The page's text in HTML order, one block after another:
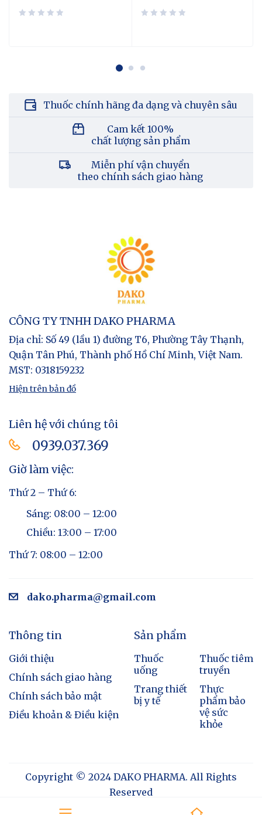
Thuốc chính hãng đa dạng và chuyên sâu
Cam kết 100%
chất lượng sản phẩm
Miễn phí vận chuyển
theo chính sách giao hàng
CÔNG TY TNHH DAKO PHARMA
Địa chỉ: Số 49 (lầu 1) đường T6, Phường Tây Thạnh,
Quận Tân Phú, Thành phố Hồ Chí Minh, Việt Nam.
MST: 0318159232
Hiện trên bản đồ
Liên hệ với chúng tôi
0939.037.369​
Giờ làm việc:
Thứ 2 – Thứ 6:
Sáng: 08:00 – 12:00
Chiều: 13:00 – 17:00
Thứ 7: 08:00 – 12:00
dako.pharma@gmail.com
Thông tin
Giới thiệu
Chính sách giao hàng
Chính sách bảo mật
Điều khoản & Điều kiện
Sản phẩm
Thuốc
uống
Thuốc tiêm
truyền
Trang thiết
bị y tế
Thực
phẩm bảo
vệ sức
khỏe
Copyright © 2024 DAKO PHARMA. All Rights
Reserved